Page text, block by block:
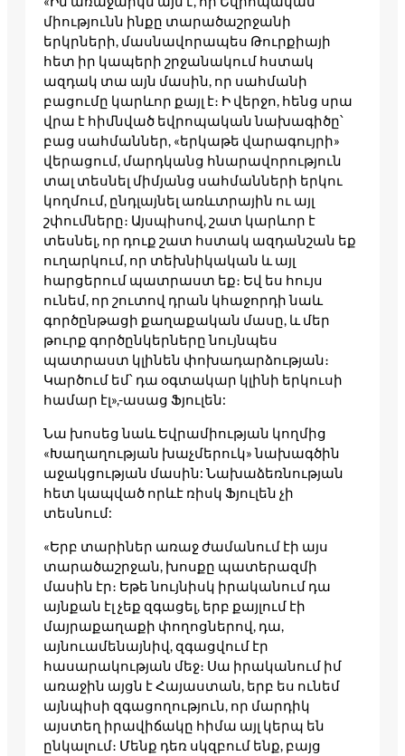
միությունն ինքը տարածաշրջանի
երկրների, մասնավորապես Թուրքիայի
հետ իր կապերի շրջանակում հստակ
ազդակ տա այն մասին, որ սահմանի
բացումը կարևոր քայլ է։ Ի վերջո, հենց սրա
վրա է հիմնված եվրոպական նախագիծը՝
բաց սահմաններ, «երկաթե վարագույրի»
վերացում, մարդկանց հնարավորություն
տալ տեսնել միմյանց սահմանների երկու
կողմում, ընդլայնել առևտրային ու այլ
շփումները։ Այսպիսով, շատ կարևոր է
տեսնել, որ դուք շատ հստակ ազդանշան եք
ուղարկում, որ տեխնիկական և այլ
հարցերում պատրաստ եք։ Եվ ես հույս
ունեմ, որ շուտով դրան կհաջորդի նաև
գործընթացի քաղաքական մասը, և մեր
թուրք գործընկերները նույնպես
պատրաստ կլինեն փոխադարձության։
Կարծում եմ՝ դա օգտակար կլինի երկուսի
համար էլ»,-ասաց Ֆյուլեն:
Նա խոսեց նաև Եվրամիության կողմից
«Խաղաղության խաչմերուկ» նախագծին
աջակցության մասին: Նախաձեռնության
հետ կապված որևէ ռիսկ Ֆյուլեն չի
տեսնում:
«Երբ տարիներ առաջ ժամանում էի այս
տարածաշրջան, խոսքը պատերազմի
մասին էր։ Եթե նույնիսկ իրականում դա
այնքան էլ չեք զգացել, երբ քայլում էի
մայրաքաղաքի փողոցներով, դա,
այնուամենայնիվ, զգացվում էր
հասարակության մեջ։ Սա իրականում իմ
առաջին այցն է Հայաստան, երբ ես ունեմ
այնպիսի զգացողություն, որ մարդիկ
այստեղ իրավիճակը հիմա այլ կերպ են
ընկալում։ Մենք դեռ սկզբում ենք, բայց